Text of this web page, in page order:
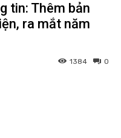
tin: Thêm bản
ra mắt năm
0
1384